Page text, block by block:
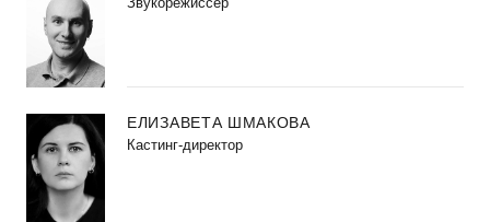
ЕЛИЗАВЕТА ШМАКОВА
Кастинг-директор